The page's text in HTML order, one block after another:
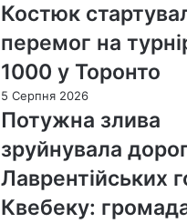
Костюк
перемог на
1000 у Торонто
5 Серпня 2026
Потужна злива
зруйнувала
Лаврентійських
Квебеку: